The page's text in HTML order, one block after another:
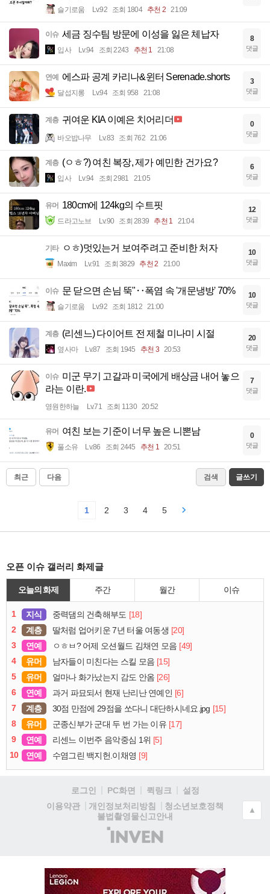
슬기로움 Lv.92 조회 1804 추천 2 21:09
이슈 세금 징수팀 방문에 이성을 잃은 체납자
입사 Lv.94 조회 2243 추천 1 21:08
8
댓글
연예 에스파 공계 카리나&윈터 Serenade.shorts
달섭지롱 Lv.94 조회 958 21:08
3
댓글
계층 귀여운 KIA 이예은 치어리더
바오밥나무 Lv.83 조회 762 21:06
0
댓글
계층 (ㅇㅎ?) 여친 복장, 제가 예민한 건가요?
입사 Lv.94 조회 2981 21:05
6
댓글
유머 180cm에 124kg의 수트핏
드라고노브 Lv.90 조회 2839 추천 1 21:04
12
댓글
기타 ㅇㅎ)멋있는거 보여주려고 준비한 처자
Maxim Lv.91 조회 3829 추천 2 21:00
10
댓글
이슈 문 닫으면 손님 뚝"‥폭염 속 '개문냉방' 70%
슬기로움 Lv.92 조회 1812 21:00
10
댓글
계층 (리센느) 다이어트 전 제철 미나미 시절
옆사마 Lv.87 조회 1945 추천 3 20:53
20
댓글
이슈 미군 무기 고갈과 미국에게 배상금 내어 놓으
라는 이란.
영원한하늘 Lv.71 조회 1130 20:52
7
댓글
유머 여친 보는 기준이 너무 높은 니뽄남
풀소유 Lv.86 조회 2445 추천 1 20:51
0
댓글
최근 다음 검색 글쓰기
1 2 3 4 5
오픈 이슈 갤러리 화제글
오늘의 화제 주간 월간 이슈
1 지식 중력댐의 건축해부도 [18]
2
계층 딸처럼 업어키운 7년 터울 여동생 [20]
3
연예 ㅇㅎㅂ? 어제 오션월드 김채연 모음 [49]
4
유머 남자들이 미친다는 스킬 모음 [15]
5
유머 얼마나 화가났는지 감도 안옴 [26]
6
연예 과거 파묘되서 현재 난리난 연예인 [6]
7
계층 30점 만점에 29점을 쏘다니 대단하시네요.jpg [15]
8
유머 군종신부가 군대 두 번 가는 이유 [17]
9
연예 리센느 이번주 음악중심 1위 [5]
10
연예 수염그린 백지헌.이채영 [9]
로그인 PC화면 퀵링크
설정
이용약관
개인정보처리방침
청소년보호정책
불법촬영물신고안내
(주)
인
▲